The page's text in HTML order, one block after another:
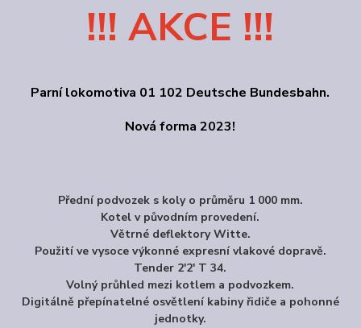
!!! AKCE !!!
Parní lokomotiva 01 102 Deutsche Bundesbahn.
Nová forma 2023!
Přední podvozek s koly o průměru 1 000 mm.
Kotel v původním provedení.
Větrné deflektory Witte.
Použití ve vysoce výkonné expresní vlakové dopravě.
Tender 2'2' T 34.
Volný průhled mezi kotlem a podvozkem.
Digitálně přepínatelné osvětlení kabiny řidiče a pohonné
jednotky.